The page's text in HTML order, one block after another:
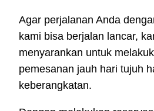
Agar perjalanan Anda
kami bisa berjalan lancar,
menyarankan untuk
pemesanan jauh hari tujuh
keberangkatan.